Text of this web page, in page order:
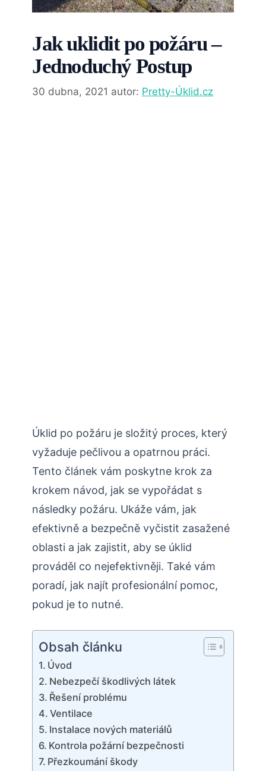
Jak uklidit po požáru –
Jednoduchý Postup
30 dubna, 2021 autor: Pretty-Úklid.cz
Úklid po požáru je složitý proces, který
vyžaduje pečlivou a opatrnou práci.
Tento článek vám poskytne krok za
krokem návod, jak se vypořádat s
následky požáru. Ukáže vám, jak
efektivně a bezpečně vyčistit zasažené
oblasti a jak zajistit, aby se úklid
prováděl co nejefektivněji. Také vám
poradí, jak najít profesionální pomoc,
pokud je to nutné.
Obsah článku
Úvod
Nebezpečí škodlivých látek
Řešení problému
Ventilace
Instalace nových materiálů
Kontrola požární bezpečnosti
Přezkoumání škody